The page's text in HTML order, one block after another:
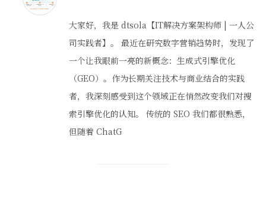
大家好，我是 dtsola【IT解决方案架构师 | 一人公
司实践者】。 最近在研究数字营销趋势时，发现了
一个让我眼前一亮的新概念：生成式引擎优化
（GEO）。作为长期关注技术与商业结合的实践
者，我深刻感受到这个领域正在悄然改变我们对搜
索引擎优化的认知。 传统的 SEO 我们都很熟悉，
但随着 ChatG